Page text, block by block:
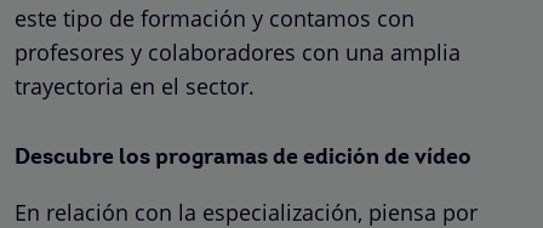
este tipo de formación y contamos con
profesores y colaboradores con una amplia
trayectoria en el sector.
Descubre los programas de edición de vídeo
En relación con la especialización, piensa por